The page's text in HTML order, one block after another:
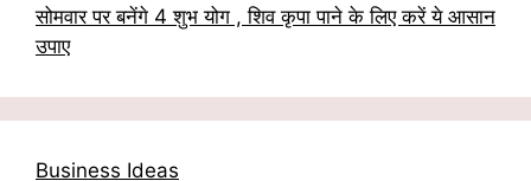
सोमवार पर बनेंगे 4 शुभ योग , शिव कृपा पाने के लिए करें ये आसान
उपाए
Business Ideas